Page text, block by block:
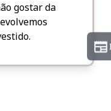
gostar da